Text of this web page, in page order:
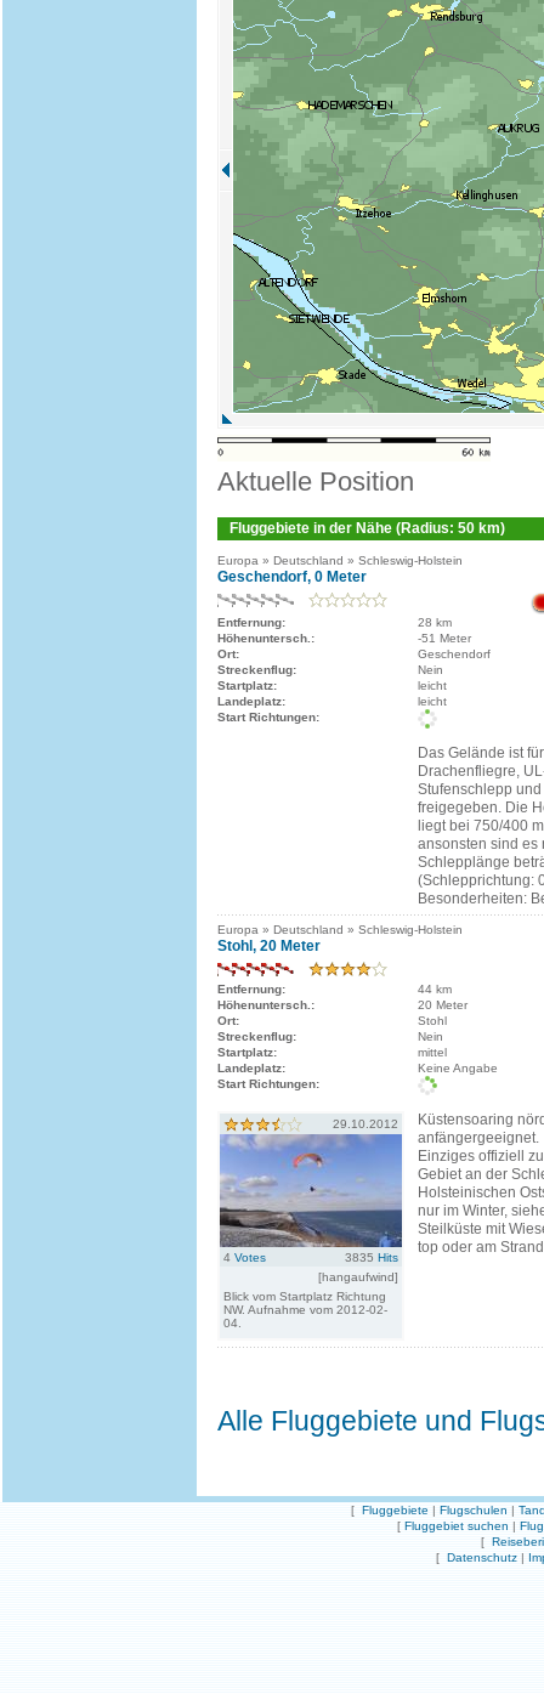
Aktuelle Position
Fluggebiete in der Nähe (Radius: 50 km)
Europa » Deutschland » Schleswig-Holstein
Geschendorf, 0 Meter
Entfernung:
28 km
Höhenuntersch.:
-51 Meter
Ort:
Geschendorf
Streckenflug:
Nein
Startplatz:
leicht
Landeplatz:
leicht
Start Richtungen:
Das Gelände ist
Drachenfliegre,
Stufenschlepp
freigegeben. Die
liegt bei 750/400
ansonsten sind es
Schlepplänge
(Schlepprichtung:
Besonderheiten:
Europa » Deutschland » Schleswig-Holstein
Stohl, 20 Meter
Entfernung:
44 km
Höhenuntersch.:
20 Meter
Ort:
Stohl
Streckenflug:
Nein
Startplatz:
mittel
Landeplatz:
Keine Angabe
Start Richtungen:
29.10.2012
4 Votes 3835 Hits
[hangaufwind]
Blick vom Startplatz Richtung
NW. Aufnahme vom 2012-02-
04.
Küstensoaring
anfängergeeignet.
Einziges offiziell
Gebiet an der
Holsteinischen
nur im Winter,
Steilküste mit
top oder am
Alle Fluggebiete und
[ Fluggebiete | Flugschulen |
[ Fluggebiet suchen |
[
[ Datenschutz |